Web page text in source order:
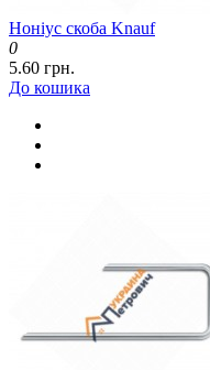
Ноніус скоба Knauf
0
5.60 грн.
До кошика